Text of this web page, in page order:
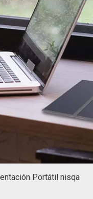
Portátil nisqa